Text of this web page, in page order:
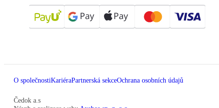
O společnostiKariéraPartnerská sekceOchrana osobních údajů
Čedok a.s